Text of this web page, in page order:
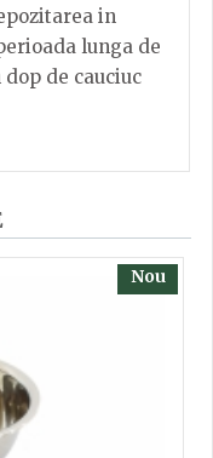
in
lunga de
de cauciuc
dvs. Pentru
să fiți înregistrat.
Nou